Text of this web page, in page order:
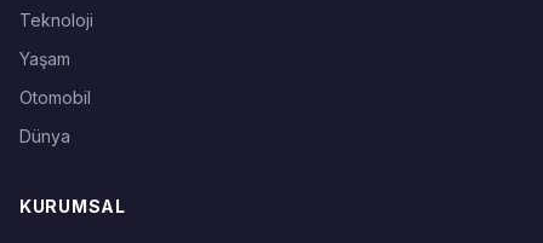
Teknoloji
Yaşam
Otomobil
Dünya
KURUMSAL